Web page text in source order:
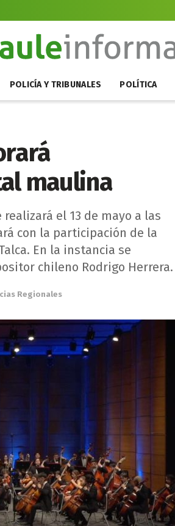
POLICÍA Y TRIBUNALES POLÍTICA
maulina
el 13 de mayo a las
con la participación de la
En la instancia se
chileno Rodrigo Herrera.
Regionales